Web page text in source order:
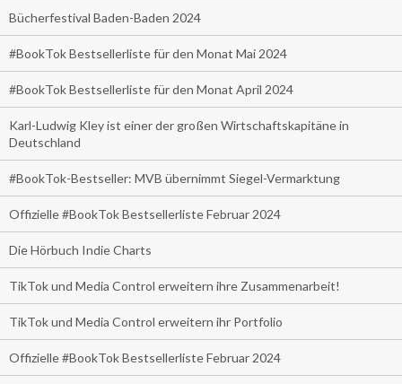
Bücherfestival Baden-Baden 2024
#BookTok Bestsellerliste für den Monat Mai 2024
#BookTok Bestsellerliste für den Monat April 2024
Karl-Ludwig Kley ist einer der großen Wirtschaftskapitäne in
Deutschland
#BookTok-Bestseller: MVB übernimmt Siegel-Vermarktung
Offizielle #BookTok Bestsellerliste Februar 2024
Die Hörbuch Indie Charts
TikTok und Media Control erweitern ihre Zusammenarbeit!
TikTok und Media Control erweitern ihr Portfolio
Offizielle #BookTok Bestsellerliste Februar 2024